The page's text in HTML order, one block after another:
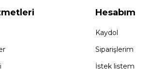
Hesabım
Kaydol
Siparişlerim
İstek listem